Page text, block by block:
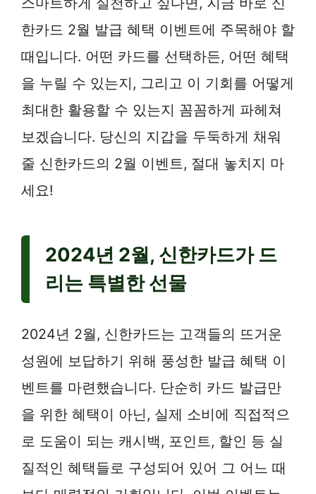
한카드 2월 발급 혜택 이벤트에 주목해야 할
때입니다. 어떤 카드를 선택하든, 어떤 혜택
을 누릴 수 있는지, 그리고 이 기회를 어떻게
최대한 활용할 수 있는지 꼼꼼하게 파헤쳐
보겠습니다. 당신의 지갑을 두둑하게 채워
줄 신한카드의 2월 이벤트, 절대 놓치지 마
세요!
2024년 2월, 신한카드가 드
리는 특별한 선물
2024년 2월, 신한카드는 고객들의 뜨거운
성원에 보답하기 위해 풍성한 발급 혜택 이
벤트를 마련했습니다. 단순히 카드 발급만
을 위한 혜택이 아닌, 실제 소비에 직접적으
로 도움이 되는 캐시백, 포인트, 할인 등 실
질적인 혜택들로 구성되어 있어 그 어느 때